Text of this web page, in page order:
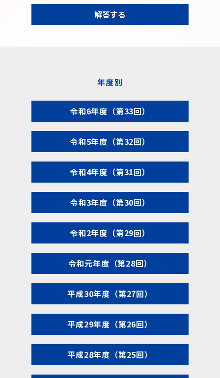
解答する
年度別
令和6年度（第33回）
令和5年度（第32回）
令和4年度（第31回）
令和3年度（第30回）
令和2年度（第29回）
令和元年度（第28回）
平成30年度（第27回）
平成29年度（第26回）
平成28年度（第25回）